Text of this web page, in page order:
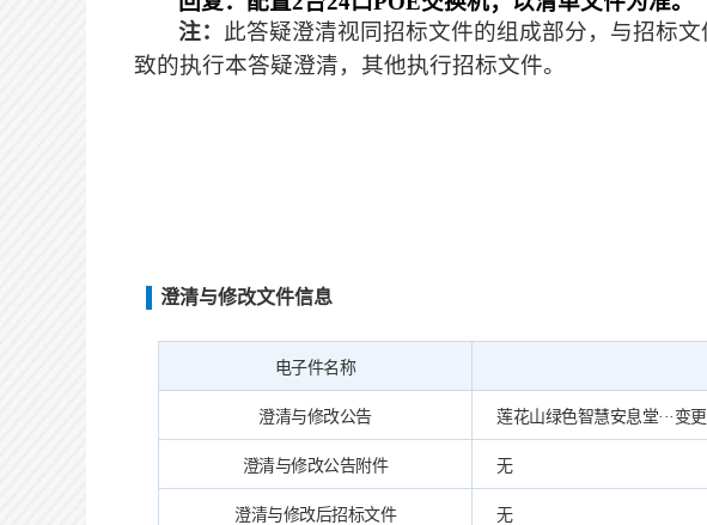
注： 此答疑澄清视同招标文件的组成部分，与招标
致的执行本答疑澄清，其他执行招标文件。
澄清与修改文件信息
电子件名称
澄清与修改公告 莲花山绿色智慧安息堂···变
澄清与修改公告附件 无
澄清与修改后招标文件 无